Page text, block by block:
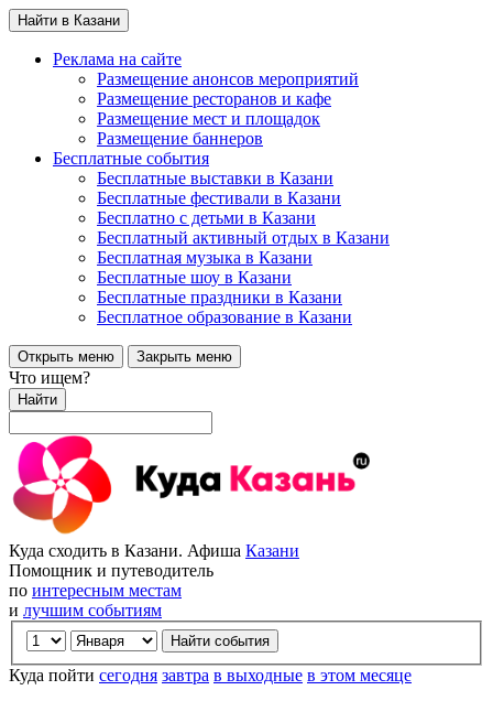
Найти в Казани
Реклама на сайте
Размещение анонсов мероприятий
Размещение ресторанов и кафе
Размещение мест и площадок
Размещение баннеров
Бесплатные события
Бесплатные выставки в Казани
Бесплатные фестивали в Казани
Бесплатно с детьми в Казани
Бесплатный активный отдых в Казани
Бесплатная музыка в Казани
Бесплатные шоу в Казани
Бесплатные праздники в Казани
Бесплатное образование в Казани
Открыть меню Закрыть меню
Что ищем?
Найти
Куда сходить в Казани. Афиша Казани
Помощник и путеводитель
по интересным местам
и лучшим событиям
Куда пойти сегодня завтра в выходные в этом месяце